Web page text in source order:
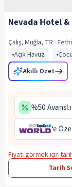
Nevada Hotel &
Çalış, Muğla, TR ·
Açık Havuz
Akıllı Özet
%50
‘e
Fiyatı görmek için
Tarih